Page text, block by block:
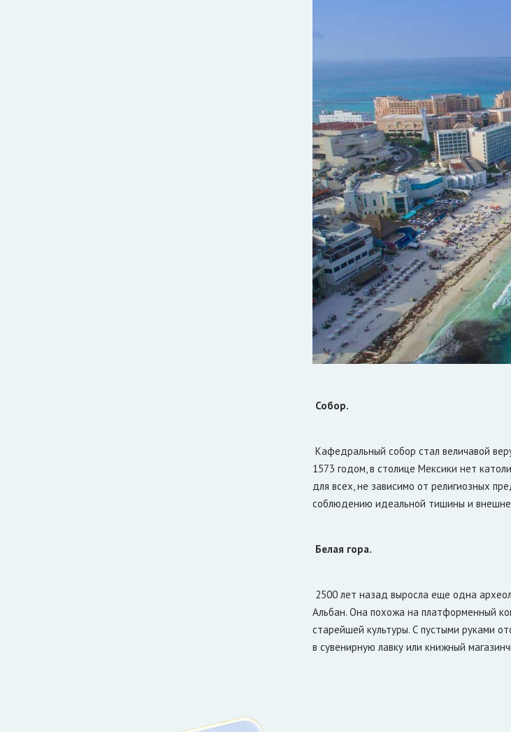
Собор.
Кафедральный собор стал величавой
1573 годом, в столице Мексики нет
для всех, не зависимо от религиозных
соблюдению идеальной тишины и
Белая гора.
2500 лет назад выросла еще одна
Альбан. Она похожа на платформенный
старейшей культуры. С пустыми руками
в сувенирную лавку или книжный